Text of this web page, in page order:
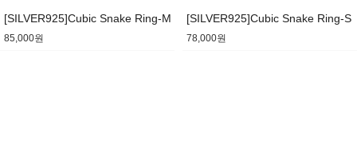
[SILVER925]Cubic Snake Ring-M
85,000원
[SILVER925]Cubic Snake Ring-S
78,000원